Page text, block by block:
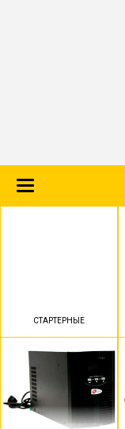
Toggle
СТАРТЕРНЫЕ